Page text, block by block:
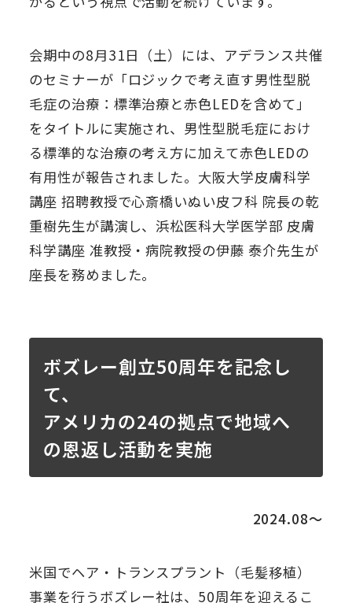
会期中の8月31日（土）には、アデランス共催
のセミナーが「ロジックで考え直す男性型脱
毛症の治療：標準治療と赤色LEDを含めて」
をタイトルに実施され、男性型脱毛症におけ
る標準的な治療の考え方に加えて赤色LEDの
有用性が報告されました。大阪大学皮膚科学
講座 招聘教授で心斎橋いぬい皮フ科 院長の乾
重樹先生が講演し、浜松医科大学医学部 皮膚
科学講座 准教授・病院教授の伊藤 泰介先生が
座長を務めました。
ボズレー創立50周年を記念し
て、
アメリカの24の拠点で地域へ
の恩返し活動を実施
2024.08〜
米国でヘア・トランスプラント（毛髪移植）
事業を行うボズレー社は、50周年を迎えるこ